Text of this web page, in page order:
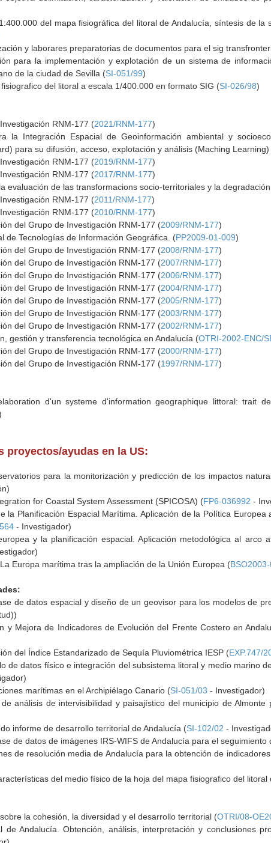
del mapa fisiográfica del litoral de Andalucía, síntesis de
y laborares preparatorias de documentos para el sig
para la implementación y explotación de un sistema de
de la ciudad de Sevilla (SI-051/99)
del litoral a escala 1/400.000 en formato SIG (SI-026/98)
RNM-177 (2021/RNM-177)
la Integración Espacial de Geoinformación ambiental y
para su difusión, acceso, explotación y análisis (Maching Learning)
RNM-177 (2019/RNM-177)
RNM-177 (2017/RNM-177)
evaluación de las transformacions socio-territoriales y la
RNM-177 (2011/RNM-177)
RNM-177 (2010/RNM-177)
del Grupo de Investigación RNM-177 (2009/RNM-177)
de Tecnologías de Información Geográfica. (PP2009-01-009)
del Grupo de Investigación RNM-177 (2008/RNM-177)
del Grupo de Investigación RNM-177 (2007/RNM-177)
del Grupo de Investigación RNM-177 (2006/RNM-177)
del Grupo de Investigación RNM-177 (2004/RNM-177)
del Grupo de Investigación RNM-177 (2005/RNM-177)
del Grupo de Investigación RNM-177 (2003/RNM-177)
del Grupo de Investigación RNM-177 (2002/RNM-177)
gestión y transferencia tecnológica en Andalucía (OTRI-2002-ENC/
del Grupo de Investigación RNM-177 (2000/RNM-177)
del Grupo de Investigación RNM-177 (1997/RNM-177)
d'un systeme d'information geographique littoral: trait
proyectos/ayudas en la US:
para la monitorización y predicción de los impactos
for Coastal System Assessment (SPICOSA) (FP6-036992 -
la Planificación Espacial Marítima. Aplicación de la Política
- Investigador)
y la planificación espacial. Aplicación metodológica al arco
Europa marítima tras la ampliación de la Unión Europea (
de datos espacial y diseño de un geovisor para los modelos de
y Mejora de Indicadores de Evolución del Frente Costero en
del Índice Estandarizado de Sequía Pluviométrica IESP (EXP.747/
de datos físico e integración del subsistema litoral y medio marino
marítimas en el Archipiélago Canario (SI-051/03 - Investigador)
análisis de intervisibilidad y paisajístico del municipio de
informe de desarrollo territorial de Andalucía (SI-102/02 -
de datos de imágenes IRS-WIFS de Andalucía para el
de resolución media de Andalucía para la obtención de
del medio físico de la hoja del mapa fisiografico del litoral
la cohesión, la diversidad y el desarrollo territorial (OTRI/08-
de Andalucía. Obtención, análisis, interpretación y conclusiones